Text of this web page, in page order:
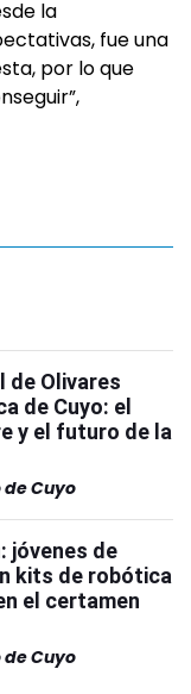
la
fue una
por lo que
de Olivares
de Cuyo: el
y el futuro de la
de Cuyo
jóvenes de
kits de robótica
el certamen
de Cuyo